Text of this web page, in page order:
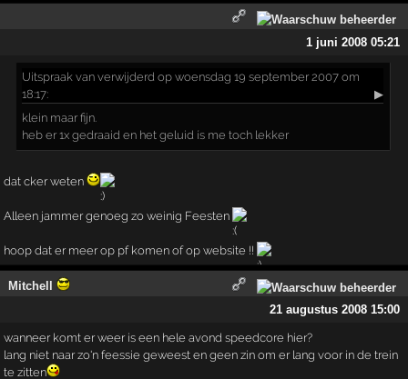
1 juni 2008 05:21
Uitspraak van verwijderd op woensdag 19 september 2007 om
18:17:
▶
klein maar fijn.
heb er 1x gedraaid en het geluid ís me toch lekker
dat cker weten
Alleen jammer genoeg zo weinig Feesten
hoop dat er meer op pf komen of op website !!
Mitchell
21 augustus 2008 15:00
wanneer komt er weer is een hele avond speedcore hier?
lang niet naar zo'n feessie geweest en geen zin om er lang voor in de trein
te zitten